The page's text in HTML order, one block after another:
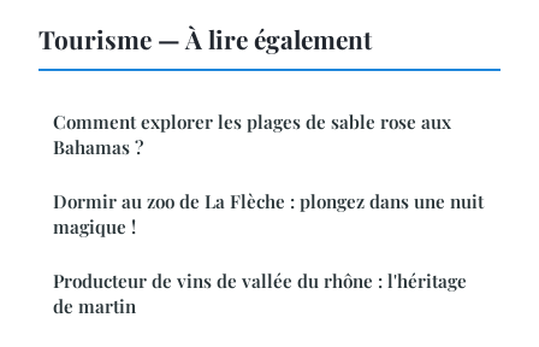
Tourisme — À lire également
Comment explorer les plages de sable rose aux
Bahamas ?
Dormir au zoo de La Flèche : plongez dans une nuit
magique !
Producteur de vins de vallée du rhône : l'héritage
de martin